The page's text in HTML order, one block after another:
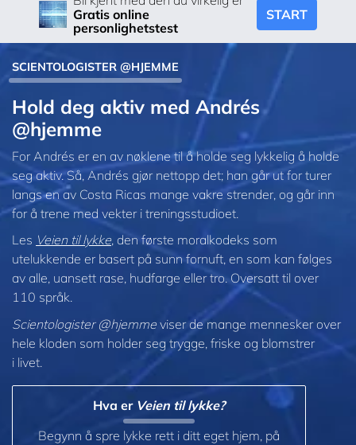
Gratis online
personlighetstest
START
SCIENTOLOGISTER @HJEMME
Hold deg aktiv med Andrés
@hjemme
For Andrés er en av nøklene til å holde seg lykkelig å holde
seg aktiv. Så, Andrés gjør nettopp det; han går ut for turer
langs en av Costa Ricas mange vakre strender, og går inn
for å trene med vekter i treningsstudioet.
Les Veien til lykke, den første moralkodeks som
utelukkende er basert på sunn fornuft, en som kan følges
av alle, uansett rase, hudfarge eller tro. Oversatt til over
110 språk.
Scientologister @hjemmeviser de mange mennesker over
hele kloden som holder seg trygge, friske og blomstrer
i livet.
Hva er Veien til lykke?
Begynn å spre lykke rett i ditt eget hjem, på